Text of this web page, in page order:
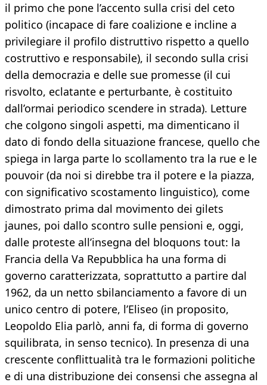
il primo che pone l’accento sulla crisi del ceto
politico (incapace di fare coalizione e incline a
privilegiare il profilo distruttivo rispetto a quello
costruttivo e responsabile), il secondo sulla crisi
della democrazia e delle sue promesse (il cui
risvolto, eclatante e perturbante, è costituito
dall’ormai periodico scendere in strada). Letture
che colgono singoli aspetti, ma dimenticano il
dato di fondo della situazione francese, quello che
spiega in larga parte lo scollamento tra la rue e le
pouvoir (da noi si direbbe tra il potere e la piazza,
con significativo scostamento linguistico), come
dimostrato prima dal movimento dei gilets
jaunes, poi dallo scontro sulle pensioni e, oggi,
dalle proteste all’insegna del bloquons tout: la
Francia della Va Repubblica ha una forma di
governo caratterizzata, soprattutto a partire dal
1962, da un netto sbilanciamento a favore di un
unico centro di potere, l’Eliseo (in proposito,
Leopoldo Elia parlò, anni fa, di forma di governo
squilibrata, in senso tecnico). In presenza di una
crescente conflittualità tra le formazioni politiche
e di una distribuzione dei consensi che assegna al